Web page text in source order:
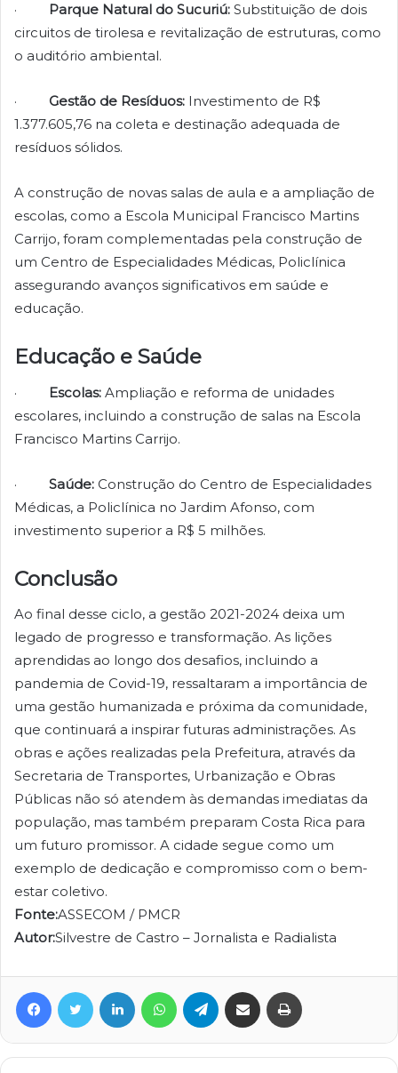
· Parque Natural do Sucuriú: Substituição de dois
circuitos de tirolesa e revitalização de estruturas, como
o auditório ambiental.
· Gestão de Resíduos: Investimento de R$
1.377.605,76 na coleta e destinação adequada de
resíduos sólidos.
A construção de novas salas de aula e a ampliação de
escolas, como a Escola Municipal Francisco Martins
Carrijo, foram complementadas pela construção de
um Centro de Especialidades Médicas, Policlínica
assegurando avanços significativos em saúde e
educação.
Educação e Saúde
· Escolas: Ampliação e reforma de unidades
escolares, incluindo a construção de salas na Escola
Francisco Martins Carrijo.
· Saúde: Construção do Centro de Especialidades
Médicas, a Policlínica no Jardim Afonso, com
investimento superior a R$ 5 milhões.
Conclusão
Ao final desse ciclo, a gestão 2021-2024 deixa um
legado de progresso e transformação. As lições
aprendidas ao longo dos desafios, incluindo a
pandemia de Covid-19, ressaltaram a importância de
uma gestão humanizada e próxima da comunidade,
que continuará a inspirar futuras administrações. As
obras e ações realizadas pela Prefeitura, através da
Secretaria de Transportes, Urbanização e Obras
Públicas não só atendem às demandas imediatas da
população, mas também preparam Costa Rica para
um futuro promissor. A cidade segue como um
exemplo de dedicação e compromisso com o bem-
estar coletivo.
Fonte:ASSECOM / PMCR
Autor:Silvestre de Castro – Jornalista e Radialista
FacebookTwitter Linkedin WhatsAppTelegramCompartilhar via e-mail